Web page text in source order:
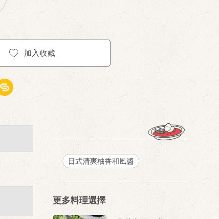
加入收藏
日式清爽柚香和風醬
更多料理選擇